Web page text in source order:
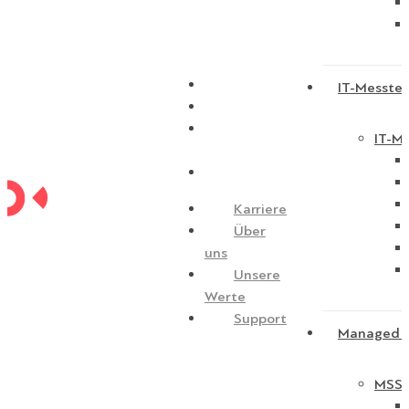
Karriere
Über
uns
Unsere
Werte
Support
IT-
IT-
Managed